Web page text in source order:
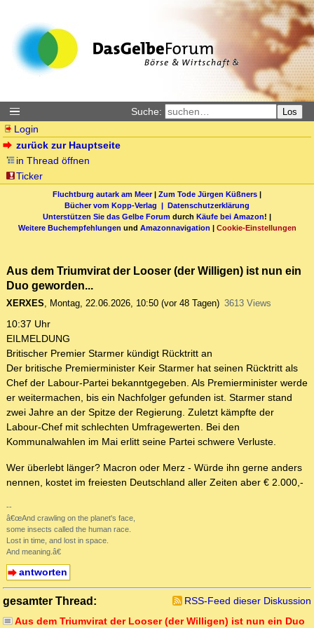
Suche: Los
Login
zurück zur Hauptseite
in Thread öffnen
Ticker
Fluchtburg autark am Meer| Zum Tode Jürgen Küßners |
Bücher vom Kopp-Verlag | Datenschutzerklärung
Unterstützen Sie das Gelbe Forum durch Käufe bei Amazon! |
Weitere Buchempfehlungen und Amazonnavigation | Cookie-Einstellungen
Aus dem Triumvirat der Looser (der Willigen) ist nun ein
Duo geworden...
XERXES, Montag, 22.06.2026, 10:50 (vor 48 Tagen) 3613 Views
10:37 Uhr
EILMELDUNG
Britischer Premier Starmer kündigt Rücktritt an
Der britische Premierminister Keir Starmer hat seinen Rücktritt als
Chef der Labour-Partei bekanntgegeben. Als Premierminister werde
er weitermachen, bis ein Nachfolger gefunden ist. Starmer stand
zwei Jahre an der Spitze der Regierung. Zuletzt kämpfte der
Labour-Chef mit schlechten Umfragewerten. Bei den
Kommunalwahlen im Mai erlitt seine Partei schwere Verluste.
Wer überlebt länger? Macron oder Merz - Würde ihn gerne anders
nennen, kostet im freiesten Deutschland aller Zeiten aber € 2.000,-
--
â€œAnd crawling on the planet's face,
some insects called the human race.
Lost in time, and lost in space.
And meaning.â€
antworten
gesamter Thread:
RSS-Feed dieser Diskussion
Aus dem Triumvirat der Looser (der Willigen) ist nun ein Duo